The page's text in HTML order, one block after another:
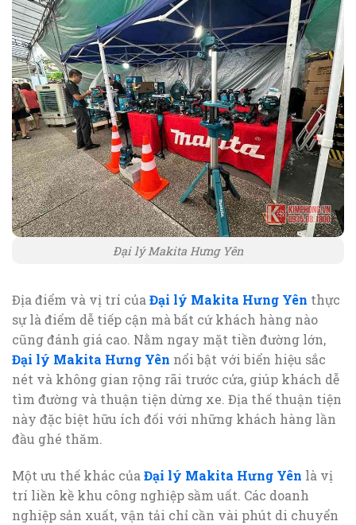
Đại lý Makita Hưng Yên
Địa điểm và vị trí củaĐại lý Makita Hưng Yên thực
sự là điểm dễ tiếp cận mà bất cứ khách hàng nào
cũng đánh giá cao. Nằm ngay mặt tiền đường lớn,
Đại lý Makita Hưng Yên nổi bật với biển hiệu sắc
nét và không gian rộng rãi trước cửa, giúp khách dễ
tìm đường và thuận tiện dừng xe. Địa thế thuận tiện
này đặc biệt hữu ích đối với những khách hàng lần
đầu ghé thăm.
Một ưu thế khác của Đại lý Makita Hưng Yên là vị
trí liền kề khu công nghiệp sầm uất. Các doanh
nghiệp sản xuất, vận tải chỉ cần vài phút di chuyển